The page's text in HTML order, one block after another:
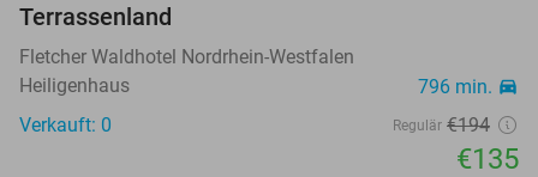
Terrassenland
Fletcher Waldhotel Nordrhein-Westfalen
Heiligenhaus
796 min. directions_car
Verkauft: 0 Regulär €194
€135